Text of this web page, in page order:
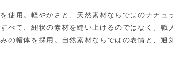
使用。軽やかさと、天然素材ならではのナチュ
べて、紐状の素材を縫い上げるのではなく、職
の帽体を採用。自然素材ならではの表情と、通